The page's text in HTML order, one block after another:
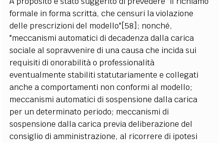
formale in forma scritta, che censuri la violazione
delle prescrizioni del modello"[58]; nonché,
"meccanismi automatici di decadenza dalla carica
sociale al sopravvenire di una causa che incida sui
requisiti di onorabilità o professionalità
eventualmente stabiliti statutariamente e collegati
anche a comportamenti non conformi al modello;
meccanismi automatici di sospensione dalla carica
per un determinato periodo; meccanismi di
sospensione dalla carica previa deliberazione del
consiglio di amministrazione, al ricorrere di ipotesi